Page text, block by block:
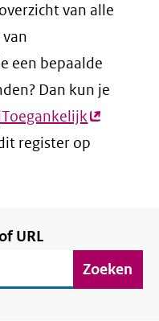
van alle
een bepaalde
Dan kun je
(externe
link)
register op
URL